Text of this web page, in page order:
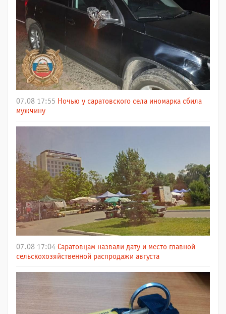
07.08 17:55 Ночью у саратовского села иномарка сбила
мужчину
07.08 17:04 Саратовцам назвали дату и место главной
сельскохозяйственной распродажи августа